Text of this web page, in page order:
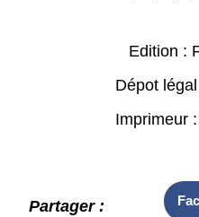
Edition :
Dépot
Imprimeur
Partager :